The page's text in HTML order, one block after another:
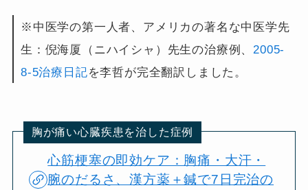
※中医学の第一人者、アメリカの著名な中医学先
生：倪海厦（ニハイシャ）先生の治療例、2005-
8-5治療日記を李哲が完全翻訳しました。
胸が痛い心臓疾患を治した症例
心筋梗塞の即効ケア：胸痛・大汗・
腕のだるさ、漢方薬＋鍼で7日完治の